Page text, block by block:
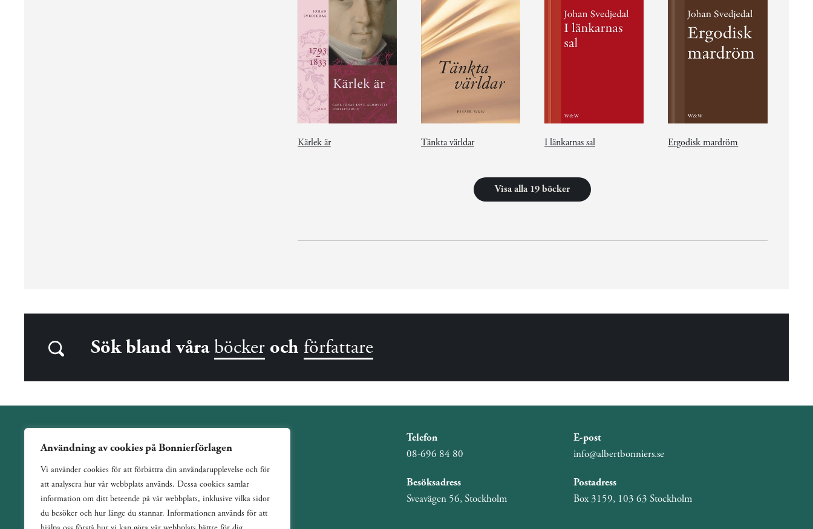
Användning av cookies på Bonnierförlagen
Vi använder cookies för att förbättra din användarupplevelse och för
att analysera hur vår webbplats används. Dessa cookies samlar
information om ditt beteende på vår webbplats, inklusive vilka sidor
du besöker och hur länge du stannar. Informationen används för att
Kärlek är Tänkta världar I länkarnas sal Ergodisk mardröm
Visa alla 19 böcker
Sök bland våra böcker och författare
Wahlström & Widstrand är ett allmänutgivande förlag
verksamt sedan 1884. Vi har en bred och varierad utgivning
med ett tydligt fokus på skönlitteratur inom de flesta genrer.
Telefon
08-696 84 80
E-post
info@albertbonniers.se
Besöksadress
Sveavägen 56, Stockholm
Postadress
Box 3159, 103 63 Stockholm